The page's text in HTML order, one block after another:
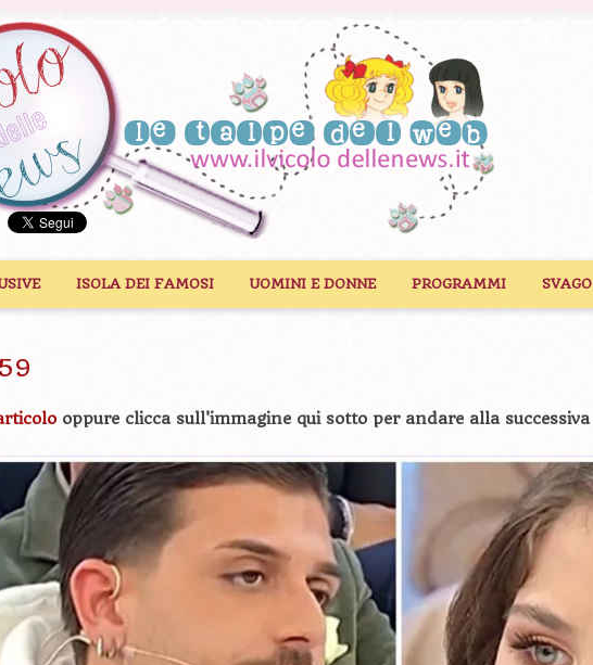
ISOLA DEI FAMOSI UOMINI E DONNE PROGRAMMI SVAGO
oppure clicca sull'immagine qui sotto per andare alla successiva